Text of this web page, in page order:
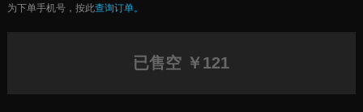
为下单手机号，按此查询订单。
已售空 ￥121